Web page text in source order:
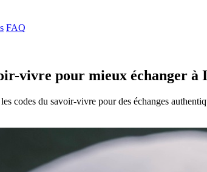
FAQ
vivre pour mieux échanger à
codes du savoir-vivre pour des échanges